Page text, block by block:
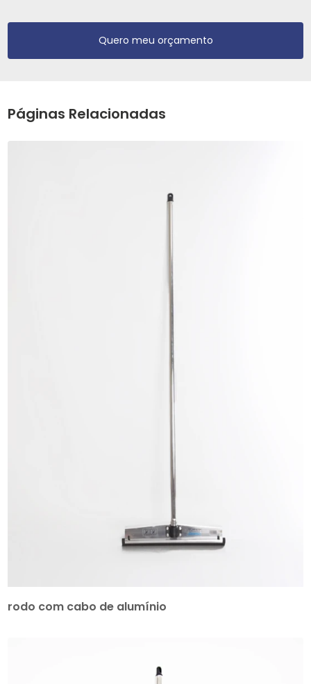
Quero meu orçamento
Páginas Relacionadas
rodo com cabo de alumínio